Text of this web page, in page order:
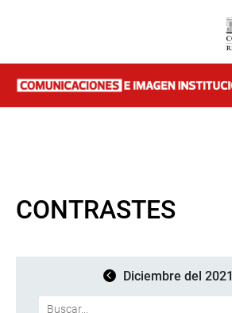
CONTRASTES
Diciembre del 2021